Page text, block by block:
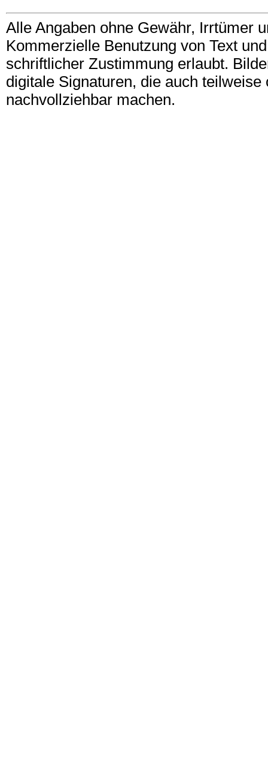
Alle Angaben ohne Gewähr, Irrtümer
Kommerzielle Benutzung von Text
schriftlicher Zustimmung erlaubt.
digitale Signaturen, die auch
nachvollziehbar machen.